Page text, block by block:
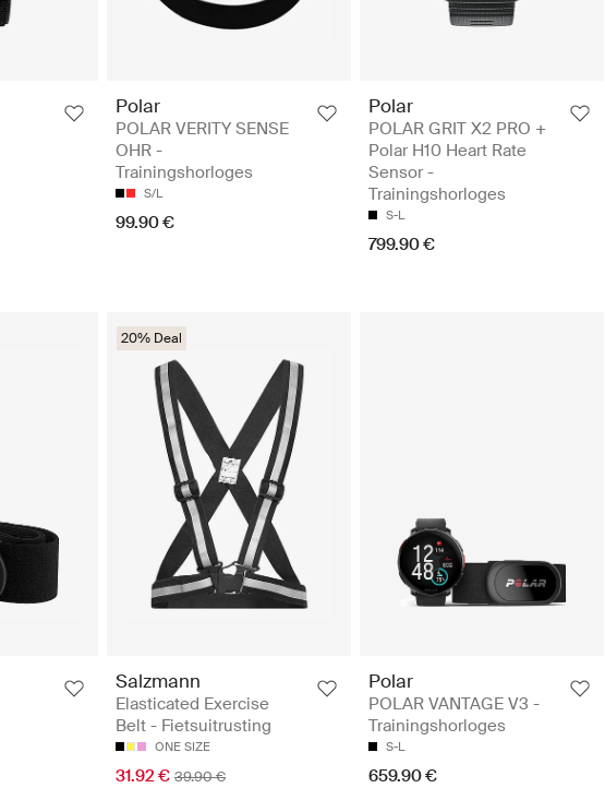
Polar
POLAR VERITY SENSE
OHR -
Trainingshorloges
S/L
99.90 €
Polar
POLAR GRIT X2 PRO +
Polar H10 Heart Rate
Sensor -
Trainingshorloges
S-L
799.90 €
20% Deal
Salzmann
Elasticated Exercise
Belt - Fietsuitrusting
ONE SIZE
31.92 € 39.90 €
Polar
POLAR VANTAGE V3 -
Trainingshorloges
S-L
659.90 €